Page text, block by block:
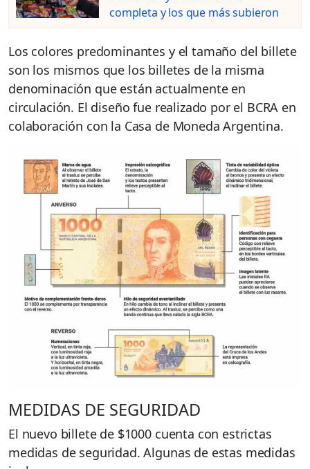
completa y los que más subieron
Los colores predominantes y el tamaño del billete
son los mismos que los billetes de la misma
denominación que están actualmente en
circulación. El diseño fue realizado por el BCRA en
colaboración con la Casa de Moneda Argentina.
MEDIDAS DE SEGURIDAD
El nuevo billete de $1000 cuenta con estrictas
medidas de seguridad. Algunas de estas medidas